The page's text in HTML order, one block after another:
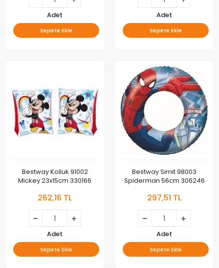
Adet
Sepete Ekle
Adet
Sepete Ekle
Bestway Kolluk 91002
Mickey 23x15cm 330166
262,16 TL
Adet
Sepete Ekle
Bestway Simit 98003
Spiderman 56cm 306246
297,51 TL
Adet
Sepete Ekle